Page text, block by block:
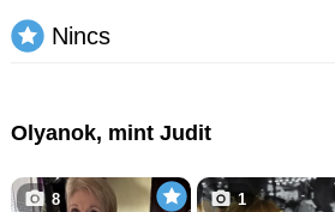
Nincs
Olyanok, mint Judit
8 1